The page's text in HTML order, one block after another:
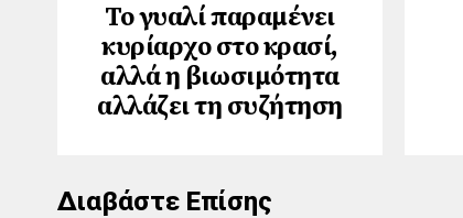
Το γυαλί παραμένει
κυρίαρχο στο κρασί,
αλλά η βιωσιμότητα
αλλάζει τη συζήτηση
Διαβάστε Επίσης